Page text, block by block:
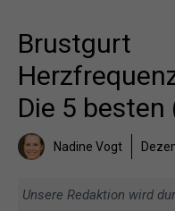
Brustgurt
Die 5
Nadine Vogt
Unsere Redaktion wird